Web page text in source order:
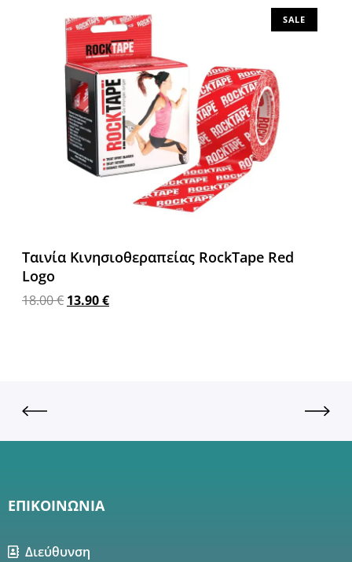
SALE
Ταινία Κινησιοθεραπείας RockTape Red
Logo
18.00€ 13.90€
ΕΠΙΚΟΙΝΩΝΙΑ
Διεύθυνση